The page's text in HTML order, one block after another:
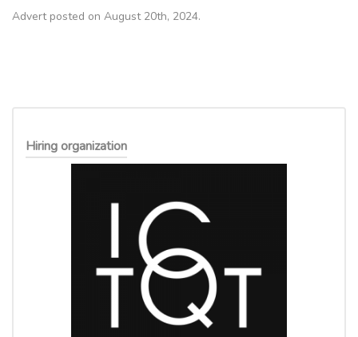
Advert posted on August 20th, 2024.
Hiring organization